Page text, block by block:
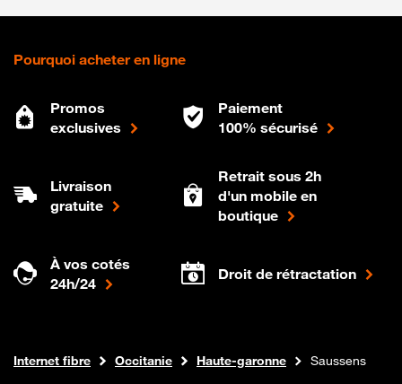
Pourquoi acheter en ligne
Promos
exclusives
Paiement
100% sécurisé
Livraison
gratuite
Retrait sous 2h
d'un mobile en
boutique
À vos cotés
24h/24
Droit de rétractation
Boutique Orange
Internet fibre Occitanie Haute-garonne Saussens